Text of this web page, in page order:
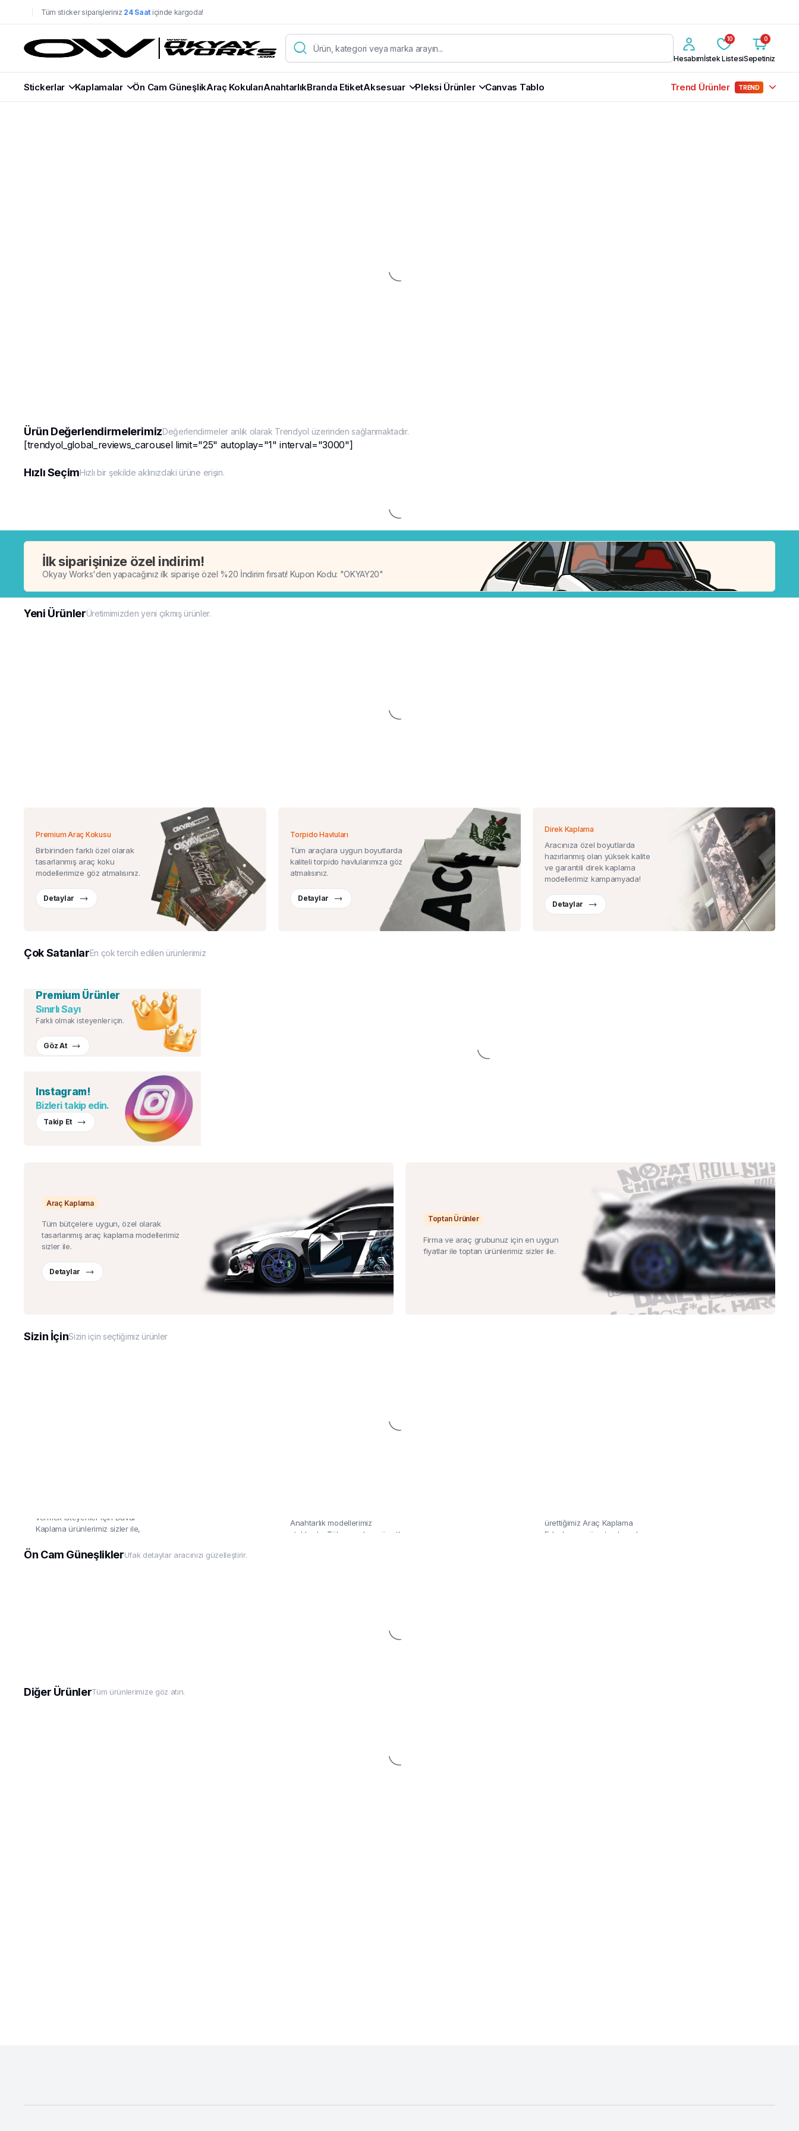
Tüm sticker siparişleriniz 24 Saat içinde kargoda!
Hesabım
10
İstek Listesi
0
Sepetiniz
Stickerlar Kaplamalar Ön Cam GüneşlikAraç KokularıAnahtarlıkBranda EtiketAksesuar Pleksi Ürünler Canvas Tablo Trend Ürünler TREND
Ürün DeğerlendirmelerimizDeğerlendirmeler anlık olarak Trendyol üzerinden sağlanmaktadır.
[trendyol_global_reviews_carousel limit="25" autoplay="1" interval="3000"]
Hızlı SeçimHızlı bir şekilde aklınızdaki ürüne erişin.
İlk siparişinize özel indirim!
Okyay Works'den yapacağınız ilk siparişe özel %20 İndirim fırsatı! Kupon Kodu: "OKYAY20"%20
Yeni ÜrünlerÜretimimizden yeni çıkmış ürünler.
Premium Araç Kokusu
Birbirinden farklı özel olarak
tasarlanmış araç koku
modellerimize göz atmalısınız.
Detaylar
Torpido Havluları
Tüm araçlara uygun boyutlarda
kaliteli torpido havlularımıza göz
atmalısınız.
Detaylar
Direk Kaplama
Aracınıza özel boyutlarda
hazırlanmış olan yüksek kalite
ve garantili direk kaplama
modellerimiz kampamyada!
Detaylar
Çok SatanlarEn çok tercih edilen ürünlerimiz
Premium Ürünler
Sınırlı Sayı
Farklı olmak isteyenler için.
Göz At
Instagram!
Bizleri takip edin.
Takip Et
Araç Kaplama
Tüm bütçelere uygun, özel olarak
tasarlanmış araç kaplama modellerimiz
sizler ile.
Detaylar
Toptan Ürünler
Firma ve araç grubunuz için en uygun
fiyatlar ile toptan ürünlerimiz sizler ile.
Sizin İçinSizin için seçtiğimiz ürünler
vermek isteyenler için Duvar
Kaplama ürünlerimiz sizler ile,
Anahtarlık modellerimiz
stoklarda, Tükenmeden göz at!
ürettiğimiz Araç Kaplama
Folyolarına göz atmalısınız!
Ön Cam GüneşliklerUfak detaylar aracınızı güzelleştirir.
Diğer ÜrünlerTüm ürünlerimize göz atın.